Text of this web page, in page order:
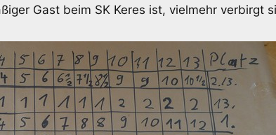
Gast beim SK Keres ist, vielmehr verbirgt